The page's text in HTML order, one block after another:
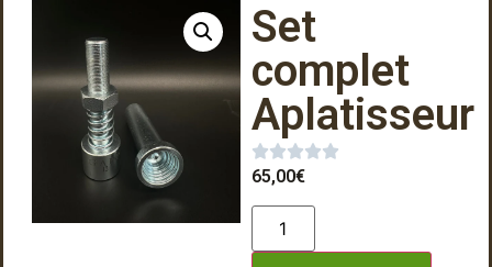
Set
complet
Aplatisseur
65,00€